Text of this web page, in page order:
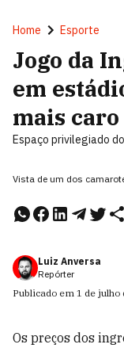
Home Esporte
Jogo da
em
mais caro
Espaço privilegiado
Vista de um dos
Luiz Anversa
Repórter
Publicado em 1 de julho
Os preços dos